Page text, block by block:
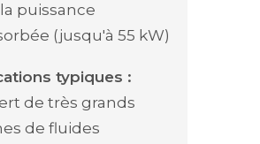
puissance
(jusqu'à 55 kW)
typiques :
de très grands
de fluides